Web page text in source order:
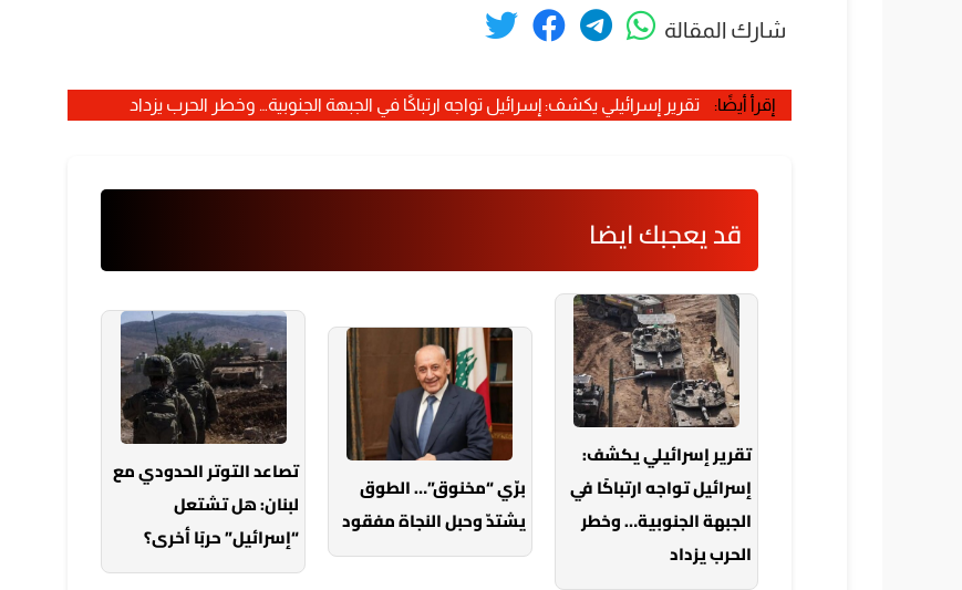
شارك المقالة
إقرأ أيضًا: تقرير إسرائيلي يكشف: إسرائيل تواجه ارتباكًا في الجبهة الجنوبية… وخطر الحرب يزداد
قد يعجبك ايضا
تقرير إسرائيلي يكشف:
إسرائيل تواجه ارتباكًا في
الجبهة الجنوبية… وخطر
الحرب يزداد
برّي “مخنوق”… الطوق
يشتدّ وحبل النجاة مفقود
تصاعد التوتر الحدودي مع
لبنان: هل تشتعل
“إسرائيل” حربًا أخرى؟